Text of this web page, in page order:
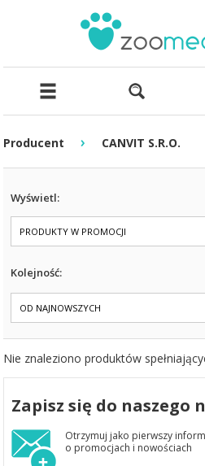
Producent › CANVIT S.R.O.
Wyświetl:
PRODUKTY W PROMOCJI
Kolejność:
OD NAJNOWSZYCH
Nie znaleziono produktów
Zapisz się do naszego
Otrzymuj jako pierwszy
o promocjach i nowościach